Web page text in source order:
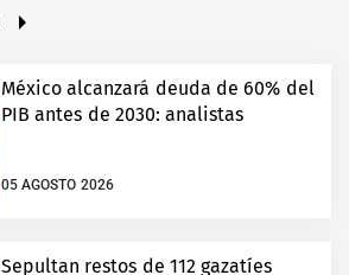
México alcanzará deuda de 60% del
PIB antes de 2030: analistas
05 AGOSTO 2026
Sepultan restos de 112 gazatíes